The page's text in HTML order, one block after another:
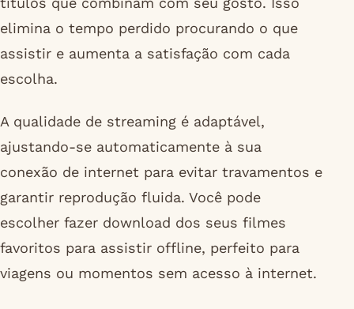
elimina o tempo perdido procurando o que
assistir e aumenta a satisfação com cada
escolha.
A qualidade de streaming é adaptável,
ajustando-se automaticamente à sua
conexão de internet para evitar travamentos e
garantir reprodução fluida. Você pode
escolher fazer download dos seus filmes
favoritos para assistir offline, perfeito para
viagens ou momentos sem acesso à internet.